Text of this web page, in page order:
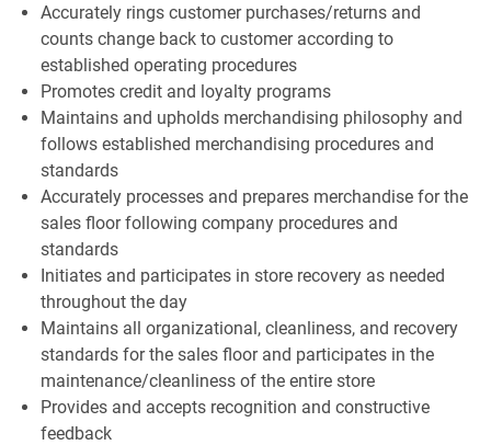
Accurately rings customer purchases/returns and
counts change back to customer according to
established operating procedures
Promotes credit and loyalty programs
Maintains and upholds merchandising philosophy and
follows established merchandising procedures and
standards
Accurately processes and prepares merchandise for the
sales floor following company procedures and
standards
Initiates and participates in store recovery as needed
throughout the day
Maintains all organizational, cleanliness, and recovery
standards for the sales floor and participates in the
maintenance/cleanliness of the entire store
Provides and accepts recognition and constructive
feedback